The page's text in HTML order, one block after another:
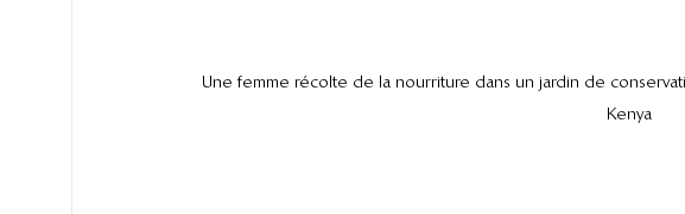
Une femme récolte de la nourriture dans un jardin de
Kenya